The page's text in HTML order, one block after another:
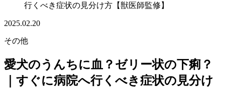
行くべき症状の見分け方【獣医師監修】
2025.02.20
その他
愛犬のうんちに血？ゼリー状の下痢？
｜すぐに病院へ行くべき症状の見分け